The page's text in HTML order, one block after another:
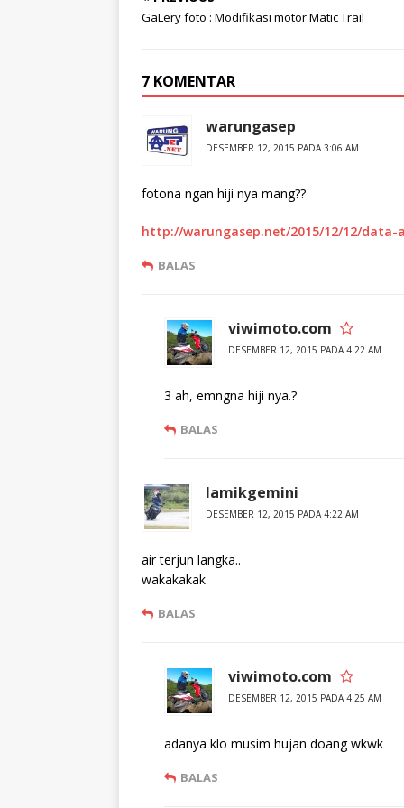
e
m
b
u
a
d
i
d
a
y
n
u
b
M
e
m
u
a
e
e
a
r
u
)
GaLery foto : Modifikasi motor Matic Trail
7 KOMENTAR
warungasep
DESEMBER 12, 2015 PADA 3:06 AM
fotona ngan hiji nya mang??
http://warungasep.net/2015/12/12/
BALAS
viwimoto.com
DESEMBER 12, 2015 PADA 4:22 AM
3 ah, emngna hiji nya.?
BALAS
lamikgemini
DESEMBER 12, 2015 PADA 4:22 AM
air terjun langka..
wakakakak
BALAS
viwimoto.com
DESEMBER 12, 2015 PADA 4:25 AM
adanya klo musim hujan doang wkwk
BALAS